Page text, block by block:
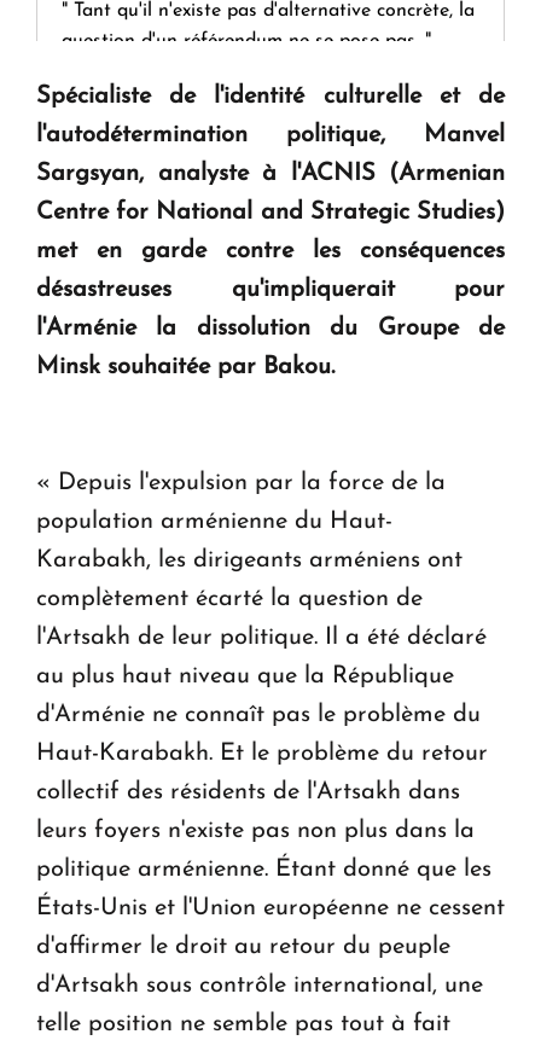
" Tant qu'il n'existe pas d'alternative concrète, la
question d'un référendum ne se pose pas. "
KASA : 30 ans d'audace, de résilience et d'avenir
ouvrira ses portes à Dilijan
Spécialiste de l'identité culturelle et de
l'autodétermination politique, Manvel
Sargsyan, analyste à l'ACNIS (Armenian
Centre for National and Strategic Studies)
met en garde contre les conséquences
désastreuses qu'impliquerait pour
l'Arménie la dissolution du Groupe de
Minsk souhaitée par Bakou.
« Depuis l'expulsion par la force de la
population arménienne du Haut-
Karabakh, les dirigeants arméniens ont
complètement écarté la question de
l'Artsakh de leur politique. Il a été déclaré
au plus haut niveau que la République
d'Arménie ne connaît pas le problème du
Haut-Karabakh. Et le problème du retour
collectif des résidents de l'Artsakh dans
leurs foyers n'existe pas non plus dans la
politique arménienne. Étant donné que les
États-Unis et l'Union européenne ne cessent
d'affirmer le droit au retour du peuple
d'Artsakh sous contrôle international, une
telle position ne semble pas tout à fait